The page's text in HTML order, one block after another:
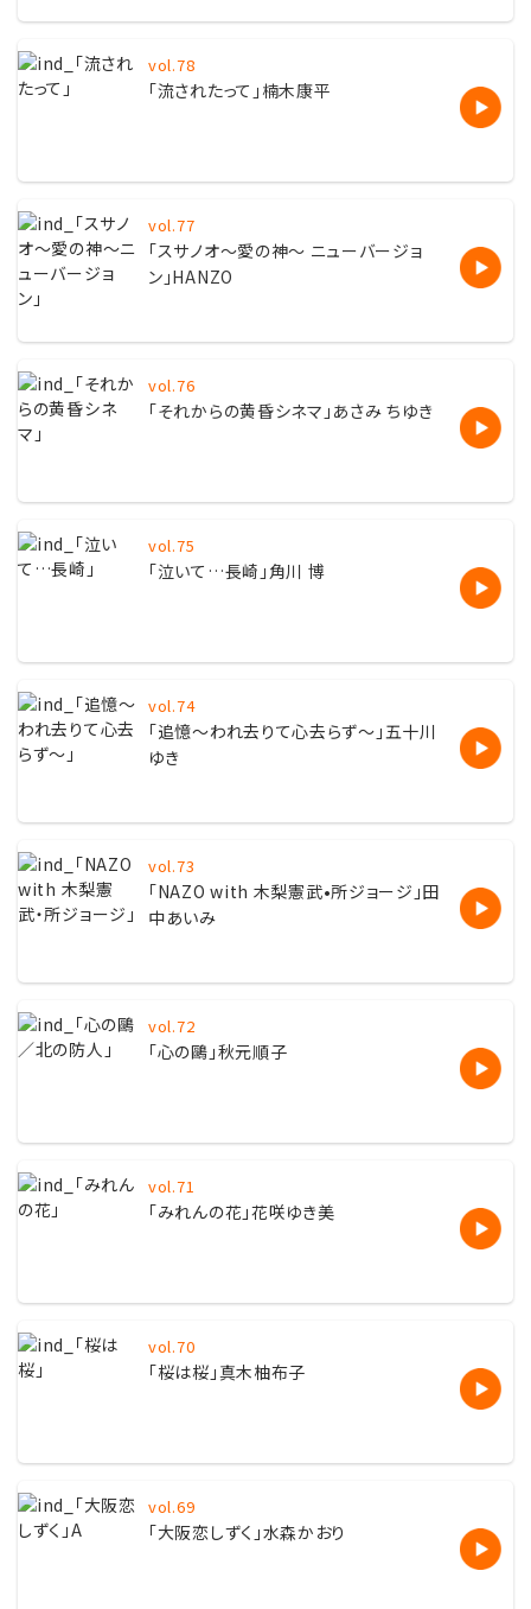
vol.78
「流されたって」楠木康平
vol.77
「スサノオ〜愛の神〜 ニューバージョ
ン」HANZO
vol.76
「それからの黄昏シネマ」あさみ ちゆき
vol.75
「泣いて…長崎」角川 博
vol.74
「追憶〜われ去りて心去らず〜」五十川
ゆき
vol.73
「NAZO with 木梨憲武•所ジョージ」田
中あいみ
vol.72
「心の鷗」秋元順子
vol.71
「みれんの花」花咲ゆき美
vol.70
「桜は桜」真木柚布子
vol.69
「大阪恋しずく」水森かおり